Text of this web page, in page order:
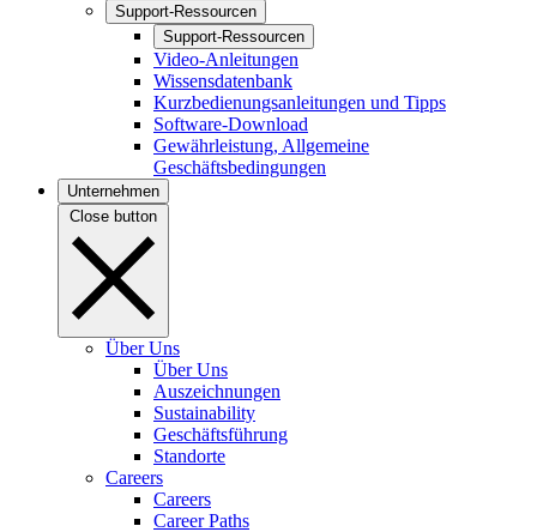
Support-Ressourcen
Support-Ressourcen
Video-Anleitungen
Wissensdatenbank
Kurzbedienungsanleitungen und Tipps
Software-Download
Gewährleistung, Allgemeine
Geschäftsbedingungen
Unternehmen
Close button
Über Uns
Über Uns
Auszeichnungen
Sustainability
Geschäftsführung
Standorte
Careers
Careers
Career Paths